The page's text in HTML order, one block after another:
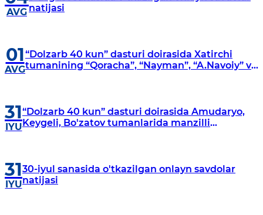
AVG natijasi
01
AVG
“Dolzarb 40 kun” dasturi doirasida Xatirchi
tumanining “Qoracha”, “Nayman”, “A.Navoiy” va
31
IYU
“Dolzarb 40 kun” dasturi doirasida Amudaryo,
Keygeli, Bo'zatov tumanlarida manzilli
31
IYU
30-iyul sanasida o'tkazilgan onlayn savdolar
natijasi